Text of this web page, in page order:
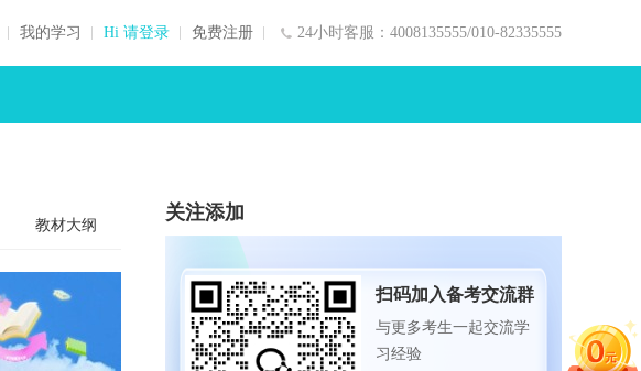
24小时客服：4008135555/010-82335555
我的学习 Hi 请登录 免费注册
教材大纲
关注添加
扫码加入备考交流群
与更多考生一起交流学
习经验